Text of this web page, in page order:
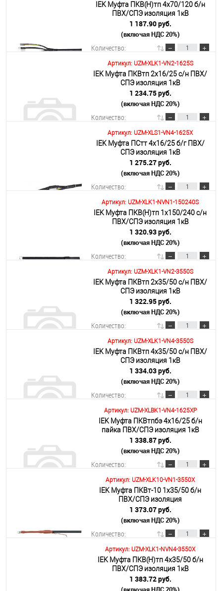
В корзину
Подробнее
IEK Муфта ПКВ(Н)тп 4х70/120 б/н
ПВХ/СПЭ изоляция 1кВ
1 187.90 руб.
(включая НДС 20%)
Количество:
В корзину
Подробнее
Артикул: UZM-XLK1-VN2-1625S
IEK Муфта ПКВтп 2х16/25 с/н ПВХ/
СПЭ изоляция 1кВ
1 234.75 руб.
(включая НДС 20%)
Количество:
В корзину
Подробнее
Артикул: UZM-XLS1-VN4-1625X
IEK Муфта ПСтт 4х16/25 б/г ПВХ/
СПЭ изоляция 1кВ
1 275.27 руб.
(включая НДС 20%)
Количество:
В корзину
Подробнее
Артикул: UZM-XLK1-NVN1-150240S
IEK Муфта ПКВ(Н)тп 1х150/240 с/н
ПВХ/СПЭ изоляция 1кВ
1 320.93 руб.
(включая НДС 20%)
Количество:
В корзину
Подробнее
Артикул: UZM-XLK1-VN2-3550S
IEK Муфта ПКВтп 2х35/50 с/н ПВХ/
СПЭ изоляция 1кВ
1 322.95 руб.
(включая НДС 20%)
Количество:
В корзину
Подробнее
Артикул: UZM-XLK1-VN4-3550S
IEK Муфта ПКВтп 4х35/50 с/н ПВХ/
СПЭ изоляция 1кВ
1 334.03 руб.
(включая НДС 20%)
Количество:
В корзину
Подробнее
Артикул: UZM-XLBK1-VN4-1625XP
IEK Муфта ПКВтпбэ 4х16/25 б/н
пайка ПВХ/СПЭ изоляция 1кВ
1 338.87 руб.
(включая НДС 20%)
Количество:
В корзину
Подробнее
Артикул: UZM-XLK10-VN1-3550X
IEK Муфта ПКВт-10 1х35/50 б/н
ПВХ/СПЭ изоляция
1 373.07 руб.
(включая НДС 20%)
Количество:
В корзину
Подробнее
Артикул: UZM-XLK1-NVN4-3550X
IEK Муфта ПКВ(Н)тп 4х35/50 б/н
ПВХ/СПЭ изоляция 1кВ
1 383.72 руб.